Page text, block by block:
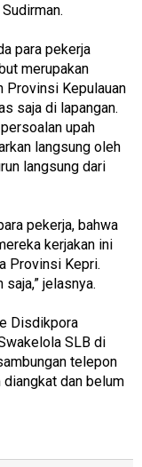
para pekerja
merupakan
Provinsi Kepulauan
saja di lapangan.
upah
langsung oleh
langsung dari
pekerja, bahwa
kerjakan ini
Provinsi Kepri.
jelasnya.
Disdikpora
SLB di
telepon
dan belum